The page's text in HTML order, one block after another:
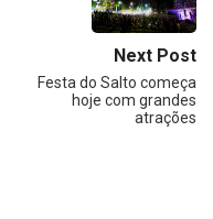
Next Post
Festa do Salto começa
hoje com grandes
atrações